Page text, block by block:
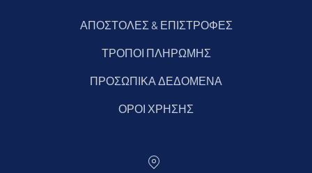
ΑΠΟΣΤΟΛΕΣ & ΕΠΙΣΤΡΟΦΕΣ
ΤΡΟΠΟΙ ΠΛΗΡΩΜΗΣ
ΠΡΟΣΩΠΙΚΑ ΔΕΔΟΜΕΝΑ
ΟΡΟΙ ΧΡΗΣΗΣ